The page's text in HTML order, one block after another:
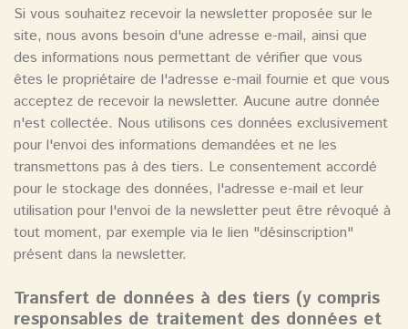
Si vous souhaitez recevoir la newsletter proposée sur le
site, nous avons besoin d'une adresse e-mail, ainsi que
des informations nous permettant de vérifier que vous
êtes le propriétaire de l'adresse e-mail fournie et que vous
acceptez de recevoir la newsletter. Aucune autre donnée
n'est collectée. Nous utilisons ces données exclusivement
pour l'envoi des informations demandées et ne les
transmettons pas à des tiers. Le consentement accordé
pour le stockage des données, l'adresse e-mail et leur
utilisation pour l'envoi de la newsletter peut être révoqué à
tout moment, par exemple via le lien "désinscription"
présent dans la newsletter.
Transfert de données à des tiers (y compris
responsables de traitement des données et